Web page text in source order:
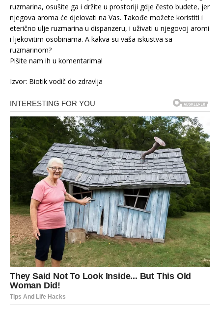
ruzmarina, osušite ga i držite u prostoriji gdje često budete, jer
njegova aroma će djelovati na Vas. Takođe možete koristiti i
eterično ulje ruzmarina u dispanzeru, i uživati u njegovoj aromi
i ljekovitim osobinama. A kakva su vaša iskustva sa
ruzmarinom?
Pišite nam ih u komentarima!
Izvor: Biotik vodič do zdravlja